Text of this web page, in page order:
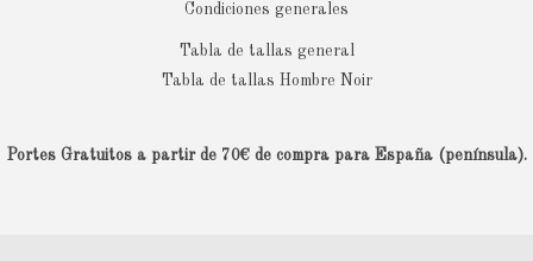
Condiciones generales
Tabla de tallas general
Tabla de tallas Hombre Noir
Portes Gratuitos a partir de 70€ de compra para España (península).